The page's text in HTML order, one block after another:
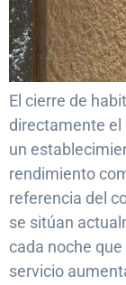
El cierre de
directamente el
un
rendimiento
referencia del
se sitúan
cada noche
servicio